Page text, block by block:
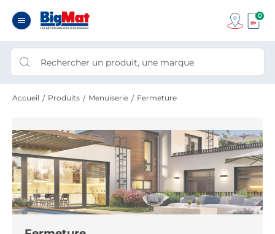
0
Accueil Produits Menuiserie Fermeture